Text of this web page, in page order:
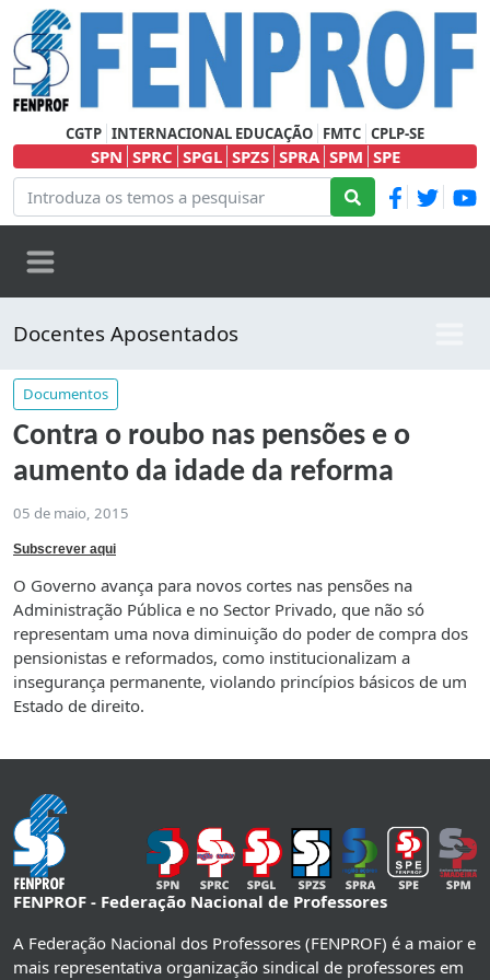
CGTP INTERNACIONAL EDUCAÇÃO FMTC CPLP-SE
SPN SPRC SPGL SPZS SPRA SPM SPE
Docentes Aposentados
Documentos
Contra o roubo nas pensões e o
aumento da idade da reforma
05 de maio, 2015
Subscrever aqui
O Governo avança para novos cortes nas pensões na
Administração Pública e no Sector Privado, que não só
representam uma nova diminuição do poder de compra dos
pensionistas e reformados, como institucionalizam a
insegurança permanente, violando princípios básicos de um
Estado de direito.
FENPROF - Federação Nacional de Professores
A Federação Nacional dos Professores (FENPROF) é a maior e
mais representativa organização sindical de professores em